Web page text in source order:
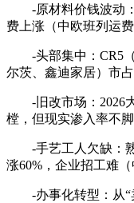
-原材料价钱波动：
费上涨（中欧班列运
-头部集中：CR5（
尔茨、鑫迪家居）市占
-旧改市场：2026大
樘，但现实渗入率不脚
-手艺工人欠缺：熟
涨60%，企业招工难（
-办事化转型：从“